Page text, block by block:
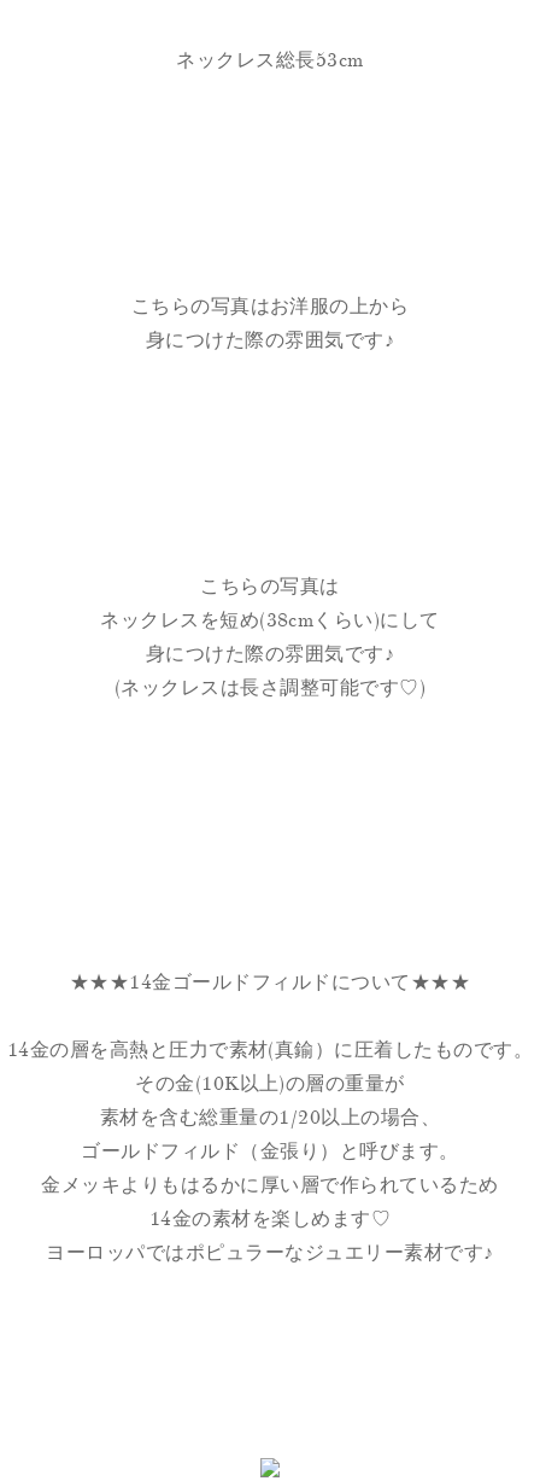
ネックレス総長53cm
こちらの写真はお洋服の上から
身につけた際の雰囲気です♪
こちらの写真は
ネックレスを短め(38cmくらい)にして
身につけた際の雰囲気です♪
(ネックレスは長さ調整可能です♡)
★★★14金ゴールドフィルドについて★★★
14金の層を高熱と圧力で素材(真鍮）に圧着したものです。
その金(10K以上)の層の重量が
素材を含む総重量の1/20以上の場合、
ゴールドフィルド（金張り）と呼びます。
金メッキよりもはるかに厚い層で作られているため
14金の素材を楽しめます♡
ヨーロッパではポピュラーなジュエリー素材です♪